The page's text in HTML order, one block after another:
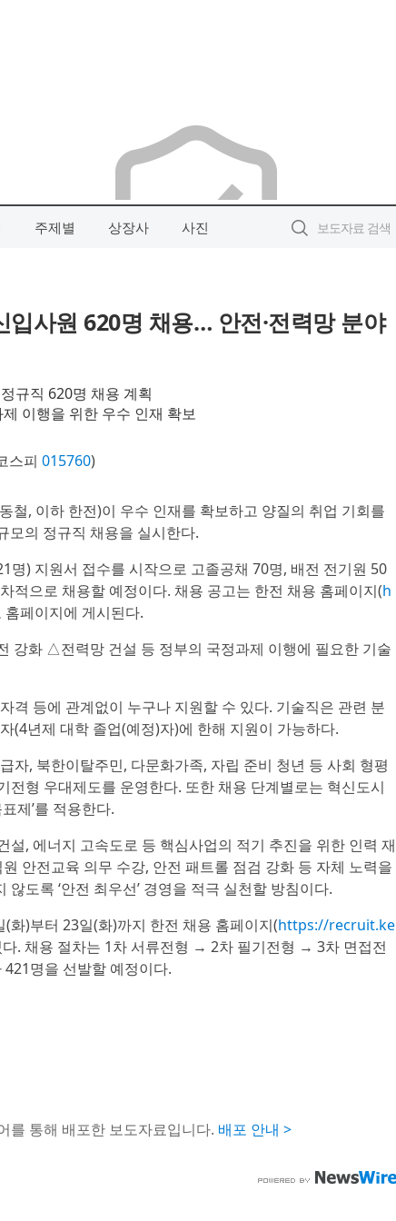
주제별 상장사 사진
입사원 620명 채용… 안전·전력망 분야
규직 620명 채용 계획
이행을 위한 우수 인재 확보
스피 015760)
철, 이하 한전)이 우수 인재를 확보하고 양질의 취업 기회를
모의 정규직 채용을 실시한다.
명) 지원서 접수를 시작으로 고졸공채 70명, 배전 전기원 50
적으로 채용할 예정이다. 채용 공고는 한전 채용 홈페이지(h
홈페이지에 게시된다.
강화 △전력망 건설 등 정부의 국정과제 이행에 필요한 기술
격 등에 관계없이 누구나 지원할 수 있다. 기술직은 관련 분
(4년제 대학 졸업(예정)자)에 한해 지원이 가능하다.
자, 북한이탈주민, 다문화가족, 자립 준비 청년 등 사회 형평
전형 우대제도를 운영한다. 또한 채용 단계별로는 혁신도시
제’를 적용한다.
설, 에너지 고속도로 등 핵심사업의 적기 추진을 위한 인력 재
안전교육 의무 수강, 안전 패트롤 점검 강화 등 자체 노력을
도록 ‘안전 최우선’ 경영을 적극 실천할 방침이다.
화)부터 23일(화)까지 한전 채용 홈페이지(https://recruit.ke
. 채용 절차는 1차 서류전형 → 2차 필기전형 → 3차 면접전
명을 선발할 예정이다.
를 통해 배포한 보도자료입니다. 배포 안내 >